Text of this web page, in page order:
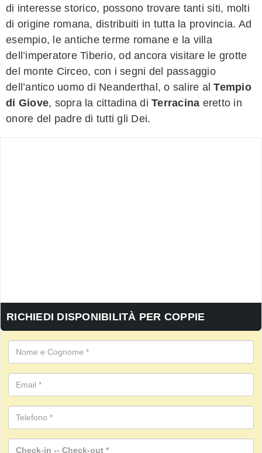
di interesse storico, possono trovare tanti siti, molti
di origine romana, distribuiti in tutta la provincia. Ad
esempio, le antiche terme romane e la villa
dell’imperatore Tiberio, od ancora visitare le grotte
del monte Circeo, con i segni del passaggio
dell’antico uomo di Neanderthal, o salire alTempio
di Giove, sopra la cittadina di Terracina eretto in
onore del padre di tutti gli Dei.
RICHIEDI DISPONIBILITÀ PER COPPIE